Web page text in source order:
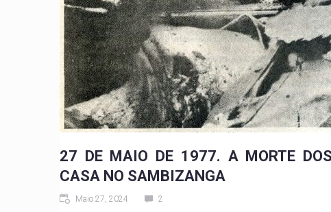
27 DE MAIO DE 1977. A MORTE
CASA NO SAMBIZANGA
Maio 27, 2024 2